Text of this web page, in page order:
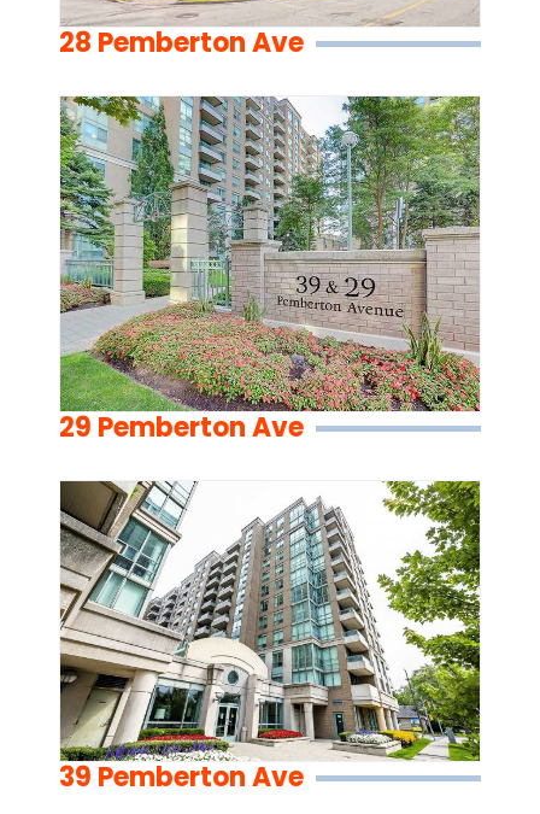
28 Pemberton Ave
29 Pemberton Ave
39 Pemberton Ave